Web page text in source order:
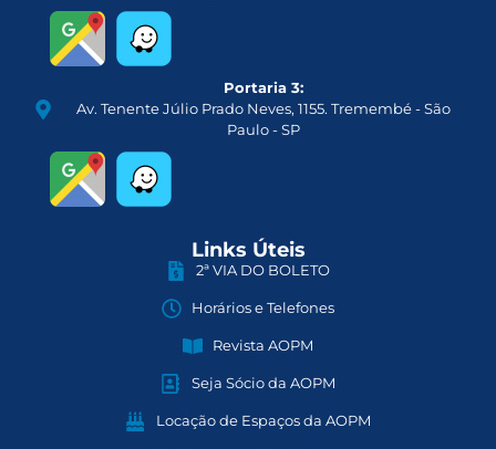
Portaria 3:
Av. Tenente Júlio Prado Neves, 1155. Tremembé - São
Paulo - SP
Links Úteis
2ª VIA DO BOLETO
Horários e Telefones
Revista AOPM
Seja Sócio da AOPM
Locação de Espaços da AOPM